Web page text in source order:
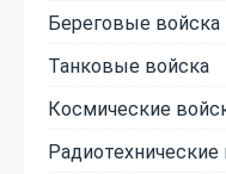
Береговые войска
Танковые войска
Космические
Радиотехнические